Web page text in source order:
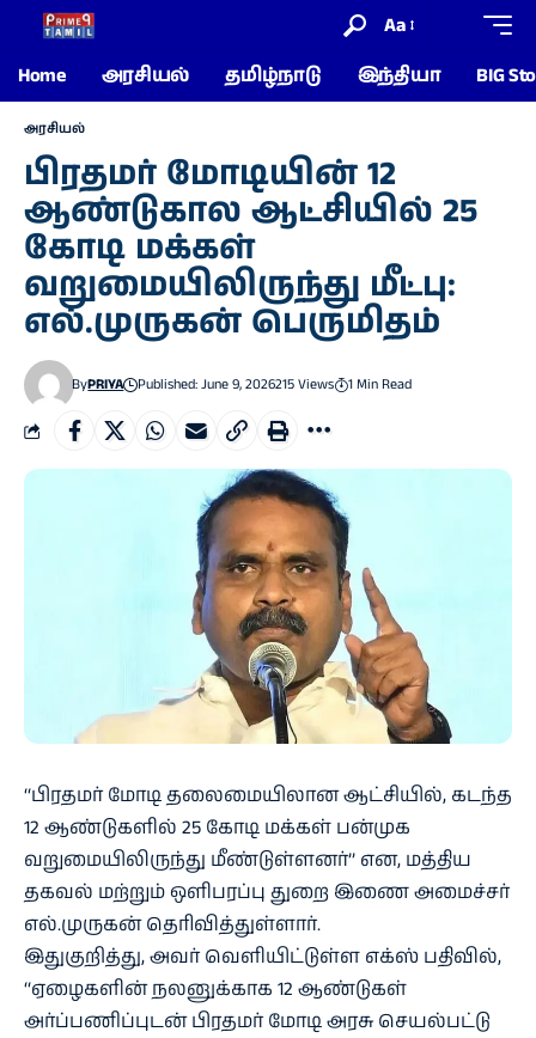
Aa
Home
அரசியல் தமிழ்நாடு இந்தியா BIG
அரசியல்
பிரதமர் மோடியின் 12
ஆண்டுகால ஆட்சியில் 25
கோடி மக்கள்
வறுமையிலிருந்து மீட்பு:
எல்.முருகன் பெருமிதம்
ByPRIYA Published: June 9, 2026215 Views 1 Min Read
‘‘பிரதமர் மோடி தலைமையிலான ஆட்சியில், கடந்த
12 ஆண்டுகளில் 25 கோடி மக்கள் பன்முக
வறுமையிலிருந்து மீண்டுள்ளனர்’’ என, மத்திய
தகவல் மற்றும் ஒளிபரப்பு துறை இணை அமைச்சர்
எல்.முருகன் தெரிவித்துள்ளார்.
இதுகுறித்து, அவர் வெளியிட்டுள்ள எக்ஸ் பதிவில்,
‘‘ஏழைகளின் நலனுக்காக 12 ஆண்டுகள்
அர்ப்பணிப்புடன் பிரதமர் மோடி அரசு செயல்பட்டு